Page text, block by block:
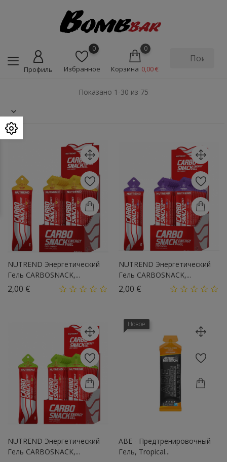
Профиль
0
Избранное
0
Корзина 0,00 €
Показано 1-30 из 75
NUTREND Энергетический
Гель CARBOSNACK,...
2,00 €
NUTREND Энергетический
Гель CARBOSNACK,...
2,00 €
NUTREND Энергетический
Гель CARBOSNACK,...
Новое
ABE - Предтренировочный
Гель, Tropical...